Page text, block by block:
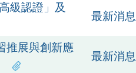
級認證」及
最新消息
推展與創新應
最新消息